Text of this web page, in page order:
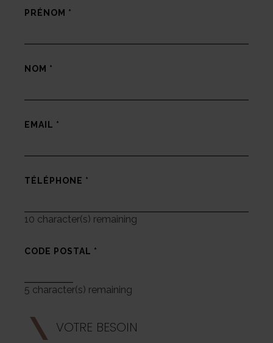
PRÉNOM *
NOM *
EMAIL *
TÉLÉPHONE *
10 character(s) remaining
CODE POSTAL *
5 character(s) remaining
VOTRE BESOIN